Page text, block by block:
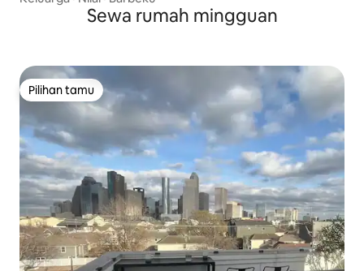
Sewa rumah mingguan
Pilihan tamu
Pilihan tamu